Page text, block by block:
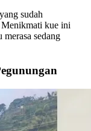
sudah
kue ini
merasa sedang